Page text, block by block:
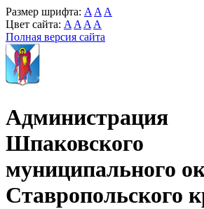
Размер шрифта: A A A
Цвет сайта: A A A A
Полная версия сайта
Администрация
Шпаковского
муниципального
Ставропольского